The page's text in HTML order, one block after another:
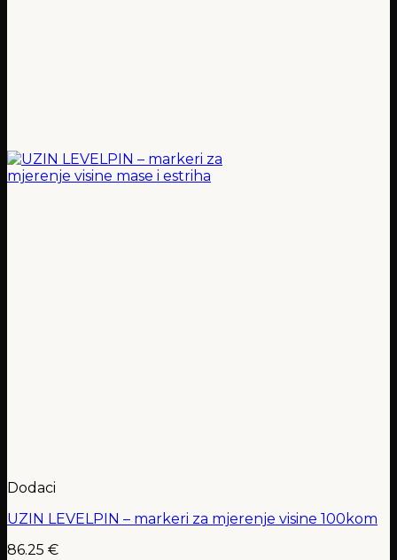
Dodaci
UZIN LEVELPIN – markeri za mjerenje visine 100kom
86.25 €